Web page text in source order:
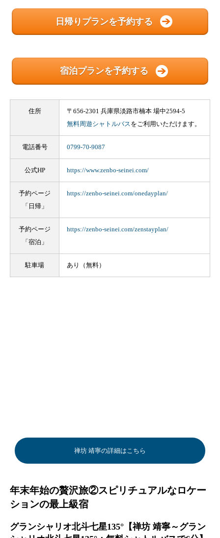
日帰りプランを予約する
宿泊プランを予約する
住所
〒656-2301 兵庫県淡路市楠本 場中2594-5
無料周遊シャトルバスをご利用いただけます。
電話番号 0799-70-9087
公式HP https://www.zenbo-seinei.com/
予約ページ
「日帰」
https://zenbo-seinei.com/onedayplan/
予約ページ
「宿泊」
https://zenbo-seinei.com/zenstayplan/
駐車場 あり（無料）
禅坊 靖寧の詳細はこちら
年末年始の贅沢旅②スピリチュアルなロケー
ションの最上級宿
グランシャリオ北斗七星135°【禅坊 靖寧～グラン